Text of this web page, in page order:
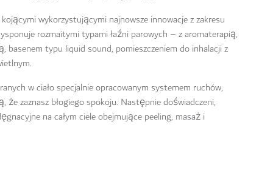
wykorzystującymi najnowsze innowacje z zakresu
rozmaitymi typami łaźni parowych – z aromaterapią,
basenem typu liquid sound, pomieszczeniem do inhalacji z
w ciało specjalnie opracowanym systemem ruchów,
zaznasz błogiego spokoju. Następnie doświadczeni,
na całym ciele obejmujące peeling, masaż i